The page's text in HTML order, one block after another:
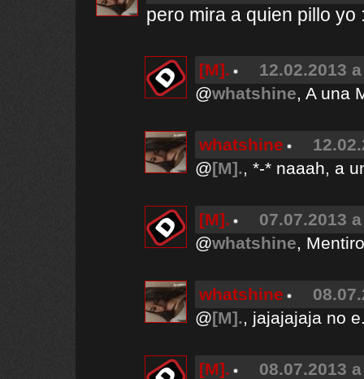
pero mira a quien pillo yo
[M].
12.02.2013
@whatshine, A una
whatshine
@[M]., *-* naaah, a
[M].
07.07.2013
@whatshine,
whatshine
@[M]., jajajajaja no
[M].
08.07.2013